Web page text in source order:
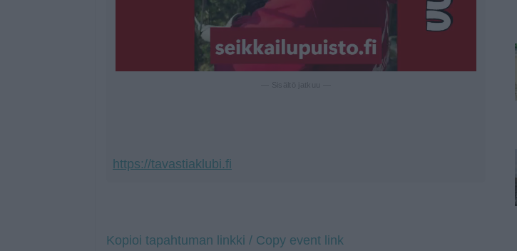
https://tavastiaklubi.fi
Kopioi tapahtuman linkki / Copy event link